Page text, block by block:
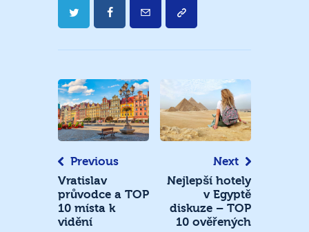
Navigace
pro
příspěvek
Previous
Vratislav
průvodce a TOP
10 místa k
vidění
Next
Nejlepší hotely
v Egyptě
diskuze – TOP
10 ověřených